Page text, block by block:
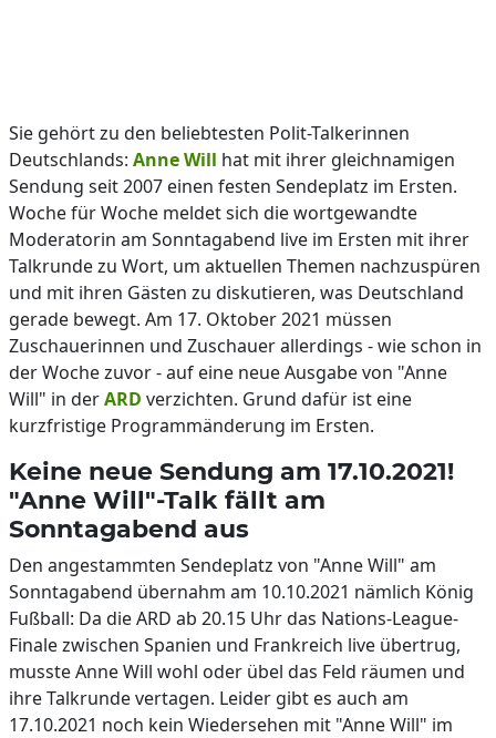
Sie gehört zu den beliebtesten Polit-Talkerinnen
Deutschlands: Anne Will hat mit ihrer gleichnamigen
Sendung seit 2007 einen festen Sendeplatz im Ersten.
Woche für Woche meldet sich die wortgewandte
Moderatorin am Sonntagabend live im Ersten mit ihrer
Talkrunde zu Wort, um aktuellen Themen nachzuspüren
und mit ihren Gästen zu diskutieren, was Deutschland
gerade bewegt. Am 17. Oktober 2021 müssen
Zuschauerinnen und Zuschauer allerdings - wie schon in
der Woche zuvor - auf eine neue Ausgabe von "Anne
Will" in derARD verzichten. Grund dafür ist eine
kurzfristige Programmänderung im Ersten.
Keine neue Sendung am 17.10.2021!
"Anne Will"-Talk fällt am
Sonntagabend aus
Den angestammten Sendeplatz von "Anne Will" am
Sonntagabend übernahm am 10.10.2021 nämlich König
Fußball: Da die ARD ab 20.15 Uhr das Nations-League-
Finale zwischen Spanien und Frankreich live übertrug,
musste Anne Will wohl oder übel das Feld räumen und
ihre Talkrunde vertagen. Leider gibt es auch am
17.10.2021 noch kein Wiedersehen mit "Anne Will" im